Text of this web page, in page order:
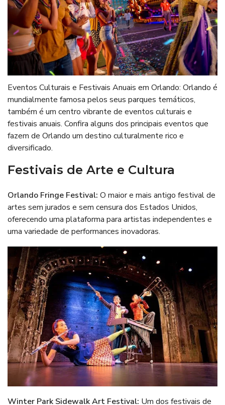
Eventos Culturais e Festivais Anuais em Orlando: Orlando é
mundialmente famosa pelos seus parques temáticos,
também é um centro vibrante de eventos culturais e
festivais anuais. Confira alguns dos principais eventos que
fazem de Orlando um destino culturalmente rico e
diversificado.
Festivais de Arte e Cultura
Orlando Fringe Festival: O maior e mais antigo festival de
artes sem jurados e sem censura dos Estados Unidos,
oferecendo uma plataforma para artistas independentes e
uma variedade de performances inovadoras.
Winter Park Sidewalk Art Festival: Um dos festivais de